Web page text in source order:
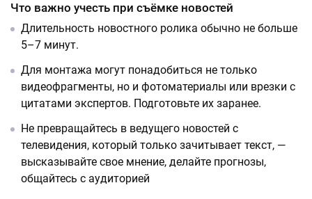
Что важно учесть при съёмке новостей
Длительность новостного ролика обычно не больше
5–7 минут.
Для монтажа могут понадобиться не только
видеофрагменты, но и фотоматериалы или врезки с
цитатами экспертов. Подготовьте их заранее.
Не превращайтесь в ведущего новостей с
телевидения, который только зачитывает текст, —
высказывайте свое мнение, делайте прогнозы,
общайтесь с аудиторией